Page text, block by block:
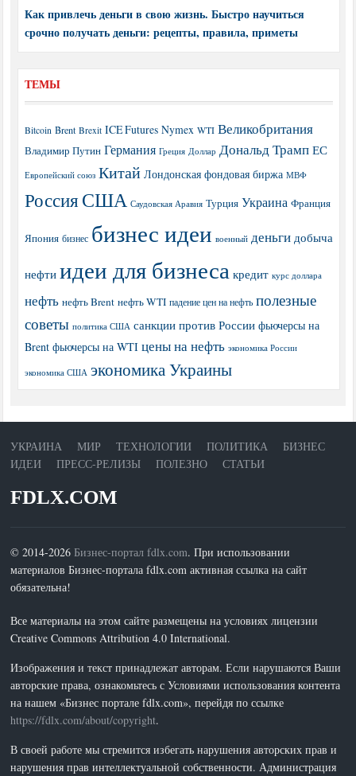
Как привлечь деньги в свою жизнь. Быстро научиться
срочно получать деньги: рецепты, правила, приметы
ТЕМЫ
Bitcoin Brent Brexit ICE Futures Nymex WTI Великобритания
Владимир Путин Германия Греция Доллар Дональд Трамп ЕС
Европейский союз Китай Лондонская фондовая биржа МВФ
РоссияСША Саудовская Аравия Турция Украина Франция
Япония бизнес бизнес идеи военный деньги добыча
нефти идеи для бизнеса кредит курс доллара
нефть нефть Brent нефть WTI падение цен на нефть полезные
советы политика США санкции против России фьючерсы на
Brent фьючерсы на WTI цены на нефть экономика России
экономика США экономика Украины
УКРАИНА МИР ТЕХНОЛОГИИ ПОЛИТИКА
БИЗНЕС
ИДЕИ
ПРЕСС-РЕЛИЗЫ ПОЛЕЗНО СТАТЬИ
FDLX.COM
© 2014-2026Бизнес-портал fdlx.com. При использовании
материалов Бизнес-портала fdlx.com активная ссылка на сайт
обязательна!
Все материалы на этом сайте размещены на условиях лицензии
Creative Commons Attribution 4.0 International.
Изображения и текст принадлежат авторам. Если нарушаются Ваши
авторские права, ознакомьтесь с Условиями использования контента
на нашем «Бизнес портале fdlx.com», перейдя по ссылке
https://fdlx.com/about/copyright.
В своей работе мы стремится избегать нарушения авторских прав и
нарушения прав интеллектуальной собственности. Администрация